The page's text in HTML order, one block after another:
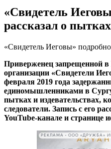
«Свидетель
рассказал о
«Свидетель Иеговы»
Приверженец запрещенной в
организации «Свидетели
февраля 2019 года
единомышленниками в
пытках и издевательствах,
следователи. Запись с его
YouTube-канале и странице
РЕКЛАМА • ООО «ДРУЖБА»